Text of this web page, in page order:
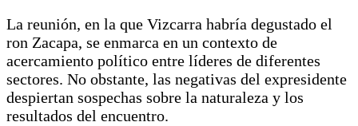
La reunión, en la que Vizcarra habría degustado el
ron Zacapa, se enmarca en un contexto de
acercamiento político entre líderes de diferentes
sectores. No obstante, las negativas del expresidente
despiertan sospechas sobre la naturaleza y los
resultados del encuentro.